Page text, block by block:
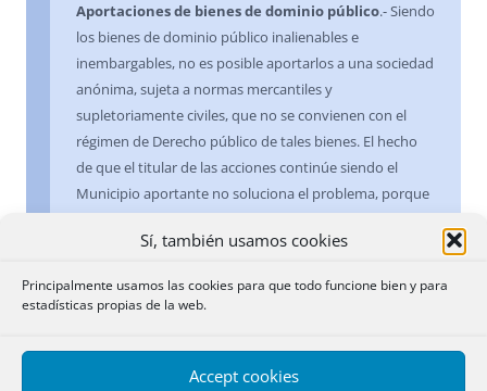
Sí, también usamos cookies
Principalmente usamos las cookies para que todo funcione bien y para
estadísticas propias de la web.
Accept cookies
Aportaciones de bienes de dominio público.- Siendo
los bienes de dominio público inalienables e
inembargables, no es posible aportarlos a una sociedad
anónima, sujeta a normas mercantiles y
supletoriamente civiles, que no se convienen con el
régimen de Derecho público de tales bienes. El hecho
de que el titular de las acciones continúe siendo el
Municipio aportante no soluciona el problema, porque
Municipio. Es igualmente defectuosa, por inducir a
a la sociedad de otros bienes, además de los aportados,
estatutarias suficientes.